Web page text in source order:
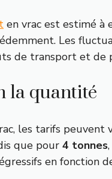
en vrac est estimé à
Les
de transport et de
la quantité
les tarifs
que pour 4 tonnes
en fonction